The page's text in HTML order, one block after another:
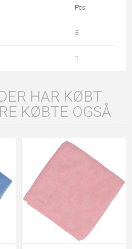
Pcs
5
1
HAR KØBT
KØBTE OGSÅ